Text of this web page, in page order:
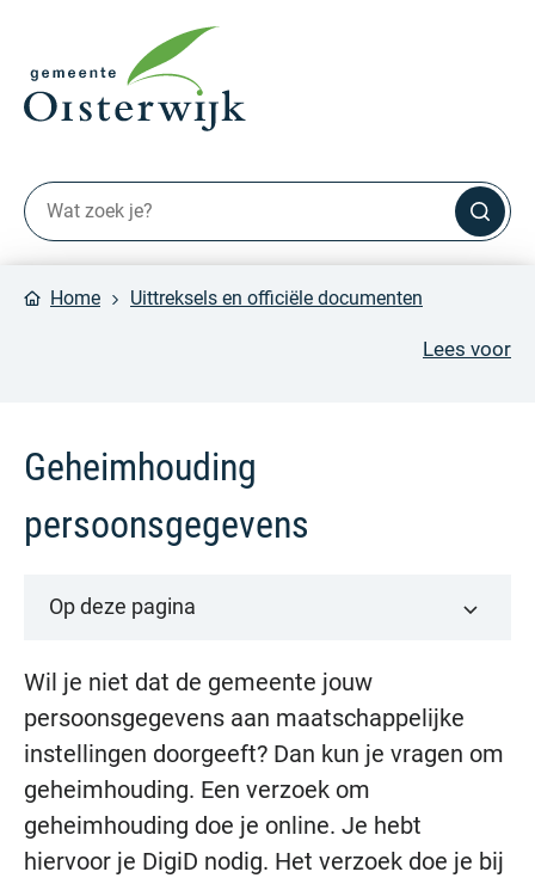
Home Uittreksels en officiële documenten
Lees voor
Geheimhouding
persoonsgegevens
Wil je niet dat de gemeente jouw
persoonsgegevens aan maatschappelijke
instellingen doorgeeft? Dan kun je vragen om
geheimhouding. Een verzoek om
geheimhouding doe je online. Je hebt
hiervoor je DigiD nodig. Het verzoek doe je bij
Op deze pagina